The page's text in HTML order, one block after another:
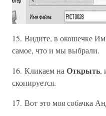
15. Видите, в окошечке
самое, что и мы выбрали.
16. Кликаем наОткрыть,
скопируется.
17. Вот это моя собачка